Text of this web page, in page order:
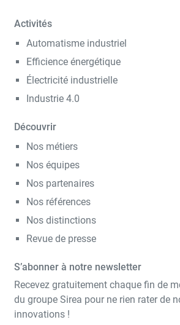
Activités
Automatisme industriel
Efficience énergétique
Électricité industrielle
Industrie 4.0
Découvrir
Nos métiers
Nos équipes
Nos partenaires
Nos références
Nos distinctions
Revue de presse
S’abonner à notre newsletter
Recevez gratuitement chaque fin de
du groupe Sirea pour ne rien rater de
innovations !